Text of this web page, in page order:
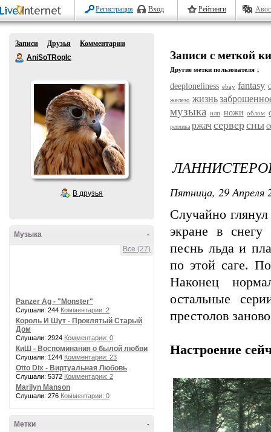
Регистрация Вход Рейтинги
Записи Друзья
Комментарии
AniSoTRopIc
В друзья
-
Музыка
Все (27)
Panzer Ag - "Monster"
Слушали: 244 Комментарии: 2
Король И Шут - Проклятый Старый
Дом
Слушали: 2924 Комментарии: 0
КиШ - Воспоминания о былой любви
Слушали: 1244 Комментарии: 23
Otto Dix - Виртуальная Любовь
Слушали: 5372 Комментарии: 2
Marilyn Manson
Слушали: 276 Комментарии: 0
-
Метки
Записи с меткой
Другие метки пользователя ↓
deeploneliness ebay fantasy
железо жизнь
музыка нлп ножи облом
реплика ржачсерверсны
Пятница, 29 Апреля
Случайно
экране в снегу
песнь льда и
по этой саге.
Наконец
остальные
престолов
Настроение